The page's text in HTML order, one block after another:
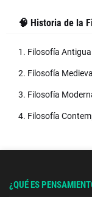
🧠 Historia de la
1. Filosofía
2. Filosofía
3. Filosofía
4. Filosofía
¿QUÉ ES